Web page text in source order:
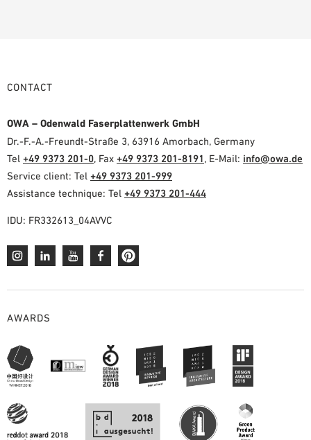
CONTACT
OWA – Odenwald Faserplattenwerk GmbH
Dr.-F.-A.-Freundt-Straße 3, 63916 Amorbach, Germany
Tel +49 9373 201-0, Fax +49 9373 201-8191, E-Mail: info@owa.de
Service client: Tel +49 9373 201-999
Assistance technique: Tel +49 9373 201-444
IDU: FR332613_04AVVC
AWARDS